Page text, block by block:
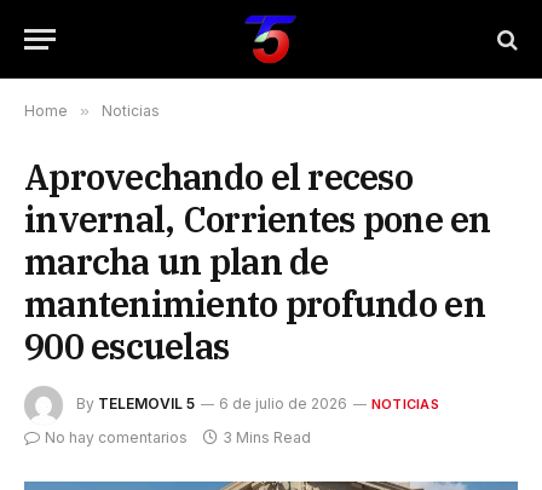
Home » Noticias
Aprovechando el receso
invernal, Corrientes pone en
marcha un plan de
mantenimiento profundo en
900 escuelas
By TELEMOVIL 5 6 de julio de 2026 NOTICIAS
No hay comentarios 3 Mins Read